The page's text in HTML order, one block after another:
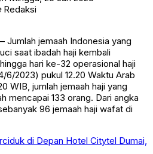
Redaksi
Jumlah jemaah Indonesia yang
saat ibadah haji kembali
hari ke-32 operasional haji
6/2023) pukul 12.20 Waktu Arab
WIB, jumlah jemaah haji yang
mencapai 133 orang. Dari angka
96 jemaah haji wafat di